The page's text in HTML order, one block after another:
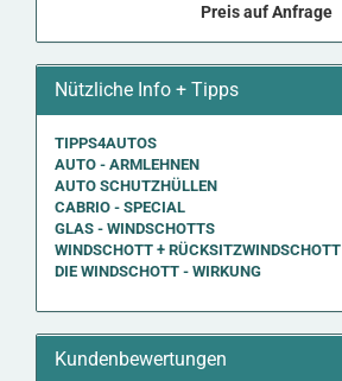
Preis auf Anfrage
Nützliche Info + Tipps
TIPPS4AUTOS
AUTO - ARMLEHNEN
AUTO SCHUTZHÜLLEN
CABRIO - SPECIAL
GLAS - WINDSCHOTTS
WINDSCHOTT + RÜCKSITZWINDSCHOTT
DIE WINDSCHOTT - WIRKUNG
Kundenbewertungen